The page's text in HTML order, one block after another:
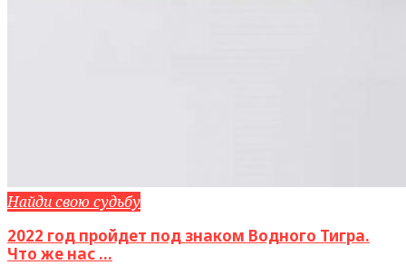
Найди свою судьбу
2022 год пройдет под знаком Водного Тигра.
Что же нас ...